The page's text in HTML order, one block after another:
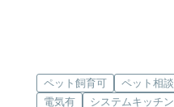
ペット飼育可 ペット相談
電気有
システムキッチン